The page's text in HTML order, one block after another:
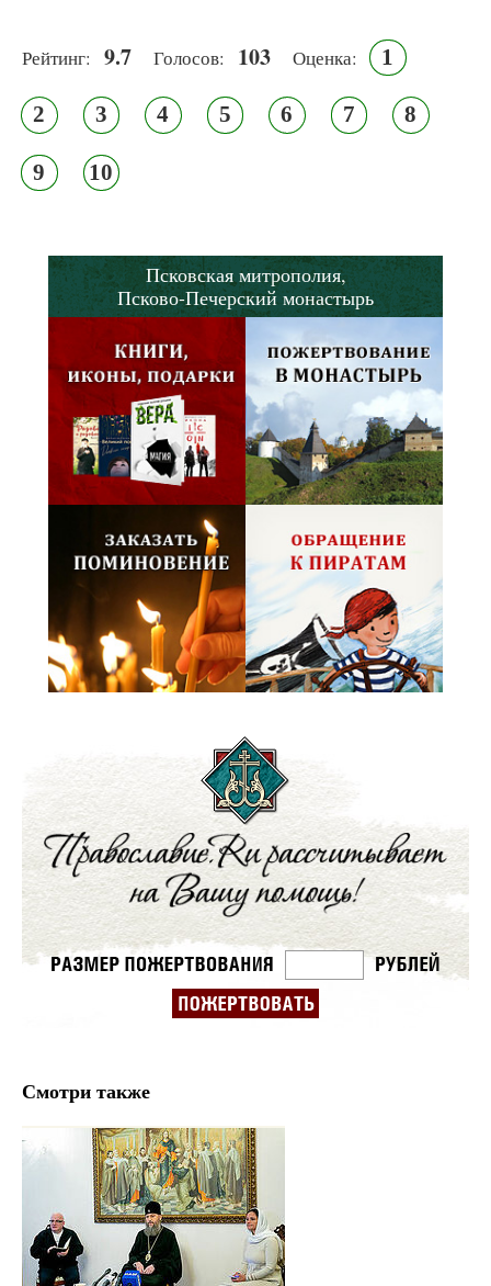
Рейтинг: 9.7 Голосов: 103 Оценка: 1
2 3 4 5 6 7 8
9 10
Псковская митрополия,
Псково-Печерский монастырь
Смотри также